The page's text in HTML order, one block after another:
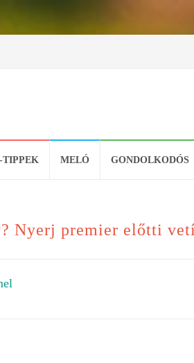
TIPPEK MELÓ GONDOLKODÓS
Nyerj premier előtti